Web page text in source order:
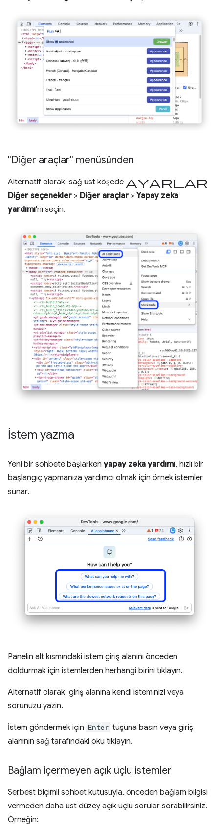
"Diğer araçlar" menüsünden
Alternatif olarak, sağ üst köşede Ayarlar
Diğer seçenekler > Diğer araçlar > Yapay zeka
yardımı'nı seçin.
İstem yazma
Yeni bir sohbete başlarken yapay zeka yardımı, hızlı bir
başlangıç yapmanıza yardımcı olmak için örnek istemler
sunar.
Panelin alt kısmındaki istem giriş alanını önceden
doldurmak için istemlerden herhangi birini tıklayın.
Alternatif olarak, giriş alanına kendi isteminizi veya
sorunuzu yazın.
İstem göndermek için Enter tuşuna basın veya giriş
alanının sağ tarafındaki oku tıklayın.
Bağlam içermeyen açık uçlu istemler
Serbest biçimli sohbet kutusuyla, önceden bağlam bilgisi
vermeden daha üst düzey açık uçlu sorular sorabilirsiniz.
Örneğin: